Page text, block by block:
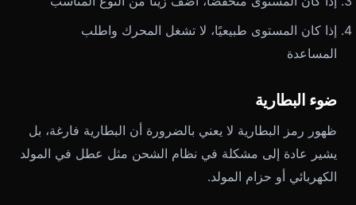
إذا كان المستوى طبيعيًا، لا تشغل المحرك واطلب
المساعدة
ضوء البطارية
ظهور رمز البطارية لا يعني بالضرورة أن البطارية فارغة، بل
يشير عادة إلى مشكلة في نظام الشحن مثل عطل في المولد
الكهربائي أو حزام المولد.